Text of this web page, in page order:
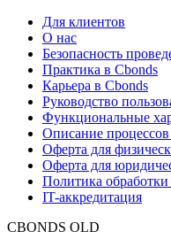
Для клиентов
О нас
Безопасность
Практика в Cbonds
Карьера в Cbonds
Руководство
Функциональные
Описание
Оферта для
Оферта для
Политика
IT-аккредитация
CBONDS OLD